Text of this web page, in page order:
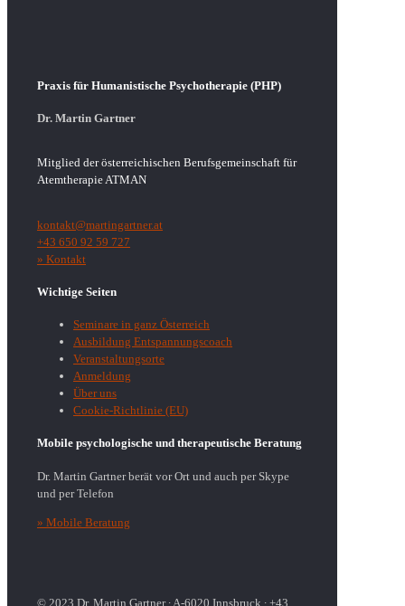
Praxis für Humanistische Psychotherapie (PHP)
Dr. Martin Gartner
Mitglied der österreichischen Berufsgemeinschaft für
Atemtherapie ATMAN
kontakt@martingartner.at
+43 650 92 59 727
» Kontakt
Wichtige Seiten
Seminare in ganz Österreich
Ausbildung Entspannungscoach
Veranstaltungsorte
Anmeldung
Über uns
Cookie-Richtlinie (EU)
Mobile psychologische und therapeutische Beratung
Dr. Martin Gartner berät vor Ort und auch per Skype
und per Telefon
» Mobile Beratung
© 2023 Dr. Martin Gartner ∙ A-6020 Innsbruck ∙ +43